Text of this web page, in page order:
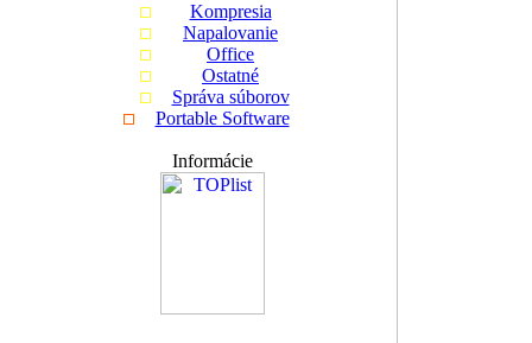
Kompresia
Napalovanie
Office
Ostatné
Správa súborov
Portable Software
Informácie